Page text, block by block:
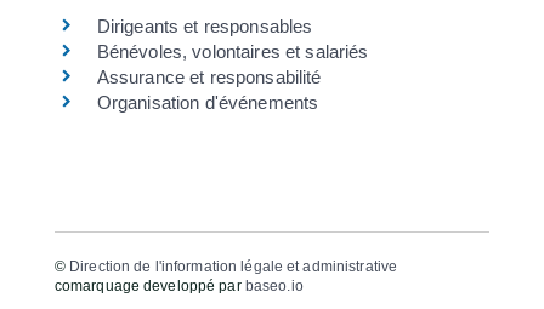
Dirigeants et responsables
Bénévoles, volontaires et salariés
Assurance et responsabilité
Organisation d'événements
© Direction de l'information légale et administrative
comarquage developpé par baseo.io